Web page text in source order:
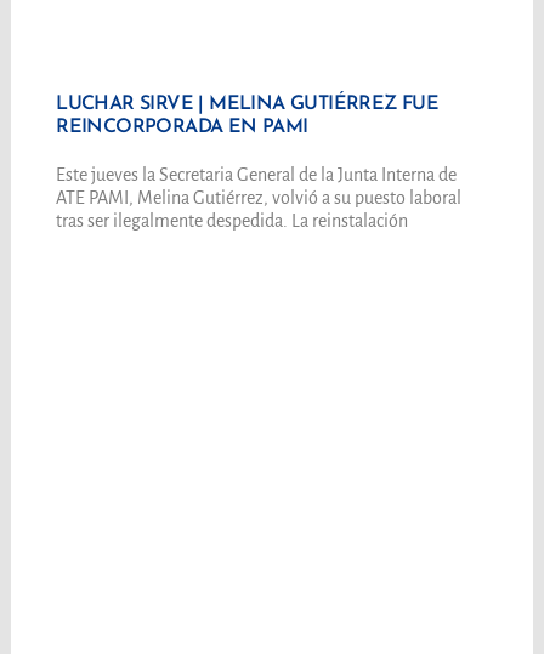
LUCHAR SIRVE | MELINA GUTIÉRREZ FUE
REINCORPORADA EN PAMI
Este jueves la Secretaria General de la Junta Interna de
ATE PAMI, Melina Gutiérrez, volvió a su puesto laboral
tras ser ilegalmente despedida. La reinstalación